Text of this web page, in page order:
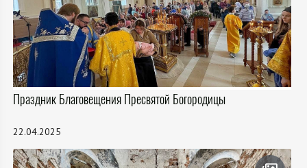
Праздник Благовещения Пресвятой Богородицы
22.04.2025